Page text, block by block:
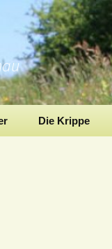
Die Krippe